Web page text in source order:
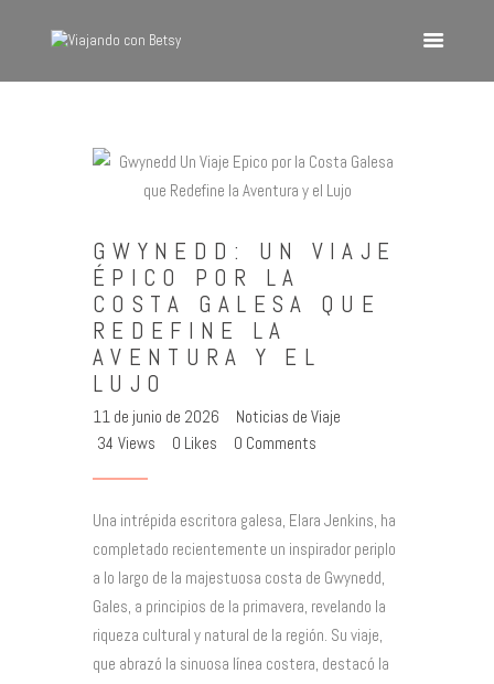
VIAJANDO CON BETSY
Inicio
Europa
América
Asia
Quienes Somos
Contacto
GWYNEDD: UN VIAJE
ÉPICO POR LA
COSTA GALESA QUE
REDEFINE LA
AVENTURA Y EL
LUJO
11 de junio de 2026
Noticias de Viaje
34 Views 0 Likes 0 Comments
Una intrépida escritora galesa, Elara Jenkins, ha
completado recientemente un inspirador periplo
a lo largo de la majestuosa costa de Gwynedd,
Gales, a principios de la primavera, revelando la
riqueza cultural y natural de la región. Su viaje,
que abrazó la sinuosa línea costera, destacó la